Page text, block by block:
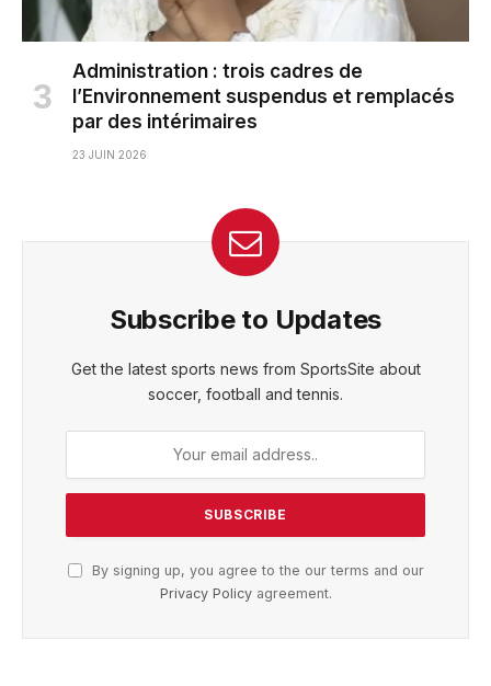
Administration : trois cadres de
l’Environnement suspendus et remplacés
par des intérimaires
23 JUIN 2026
Subscribe to Updates
Get the latest sports news from SportsSite about
soccer, football and tennis.
By signing up, you agree to the our terms and our
Privacy Policyagreement.